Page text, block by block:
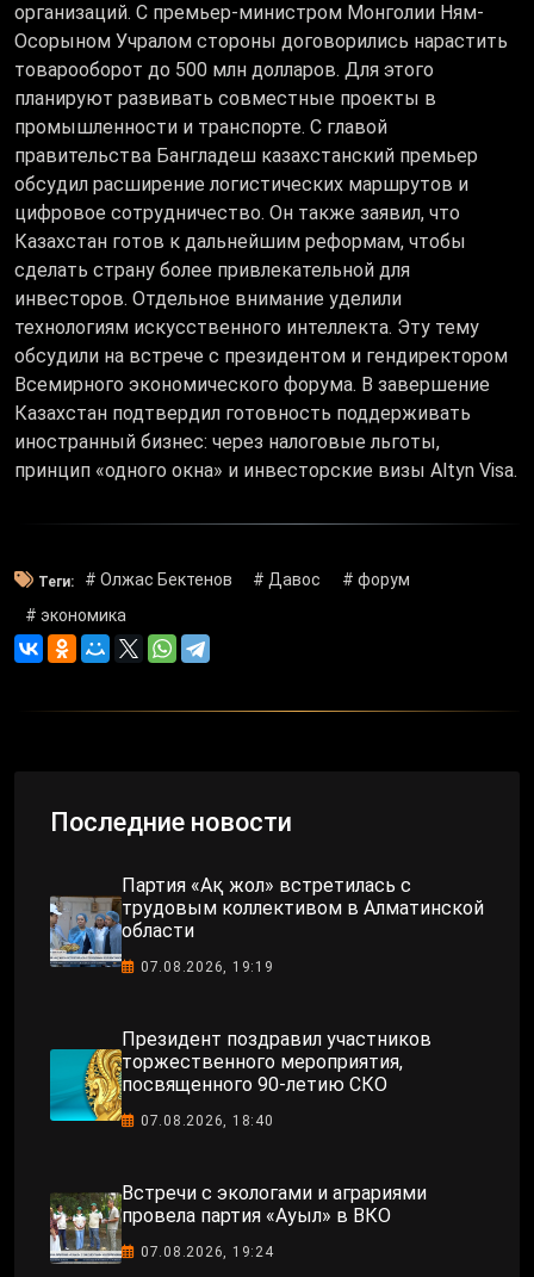
организаций. С премьер-министром Монголии Ням-
Осорыном Учралом стороны договорились нарастить
товарооборот до 500 млн долларов. Для этого
планируют развивать совместные проекты в
промышленности и транспорте. С главой
правительства Бангладеш казахстанский премьер
обсудил расширение логистических маршрутов и
цифровое сотрудничество. Он также заявил, что
Казахстан готов к дальнейшим реформам, чтобы
сделать страну более привлекательной для
инвесторов. Отдельное внимание уделили
технологиям искусственного интеллекта. Эту тему
обсудили на встрече с президентом и гендиректором
Всемирного экономического форума. В завершение
Казахстан подтвердил готовность поддерживать
иностранный бизнес: через налоговые льготы,
принцип «одного окна» и инвесторские визы Altyn Visa.
Теги: # Олжас Бектенов # Давос
# форум
# экономика
Последние новости
Партия «Ақ жол» встретилась с
трудовым коллективом в Алматинской
области
07.08.2026, 19:19
Президент поздравил участников
торжественного мероприятия,
посвященного 90-летию СКО
07.08.2026, 18:40
Встречи с экологами и аграриями
провела партия «Ауыл» в ВКО
07.08.2026, 19:24